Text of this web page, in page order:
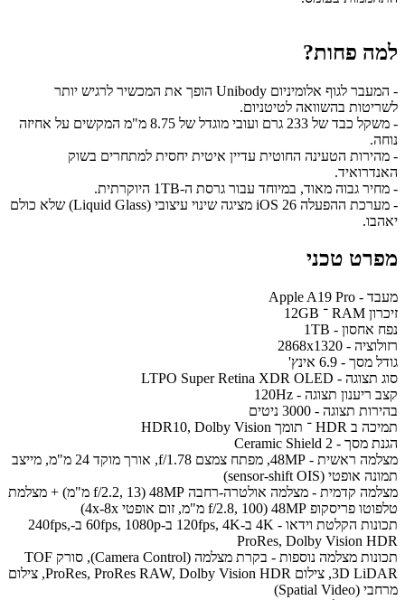
למה פחות?
- המעבר לגוף אלומיניום Unibody הופך את המכשיר לרגיש יותר
לשריטות בהשוואה לטיטניום.
- משקל כבד של 233 גרם ועובי מוגדל של 8.75 מ"מ המקשים על אחיזה
נוחה.
- מהירות הטעינה החוטית עדיין איטית יחסית למתחרים בשוק
האנדרואיד.
- מחיר גבוה מאוד, במיוחד עבור גרסת ה-1TB היוקרתית.
- מערכת ההפעלה iOS 26 מציגה שינוי עיצובי (Liquid Glass) שלא כולם
יאהבו.
מפרט טכני
מעבד - Apple A19 Pro
זיכרון RAM ־ 12GB
נפח אחסון - 1TB
רזולוציה - 2868x1320
גודל מסך - 6.9 אינץ'
סוג תצוגה - LTPO Super Retina XDR OLED
קצב ריענון תצוגה - 120Hz
בהירות תצוגה - 3000 ניטים
תמיכה ב HDR ־ תומך HDR10, Dolby Vision
הגנת מסך - Ceramic Shield 2
מצלמה ראשית - 48MP, מפתח צמצם f/1.78, אורך מוקד 24 מ"מ, מייצב
תמונה אופטי (sensor-shift OIS)
מצלמה קדמית - מצלמה אולטרה-רחבה 48MP (f/2.2, 13 מ"מ) + מצלמת
טלפוטו פריסקופ 48MP (f/2.8, 100 מ"מ, זום אופטי 4x-8x)
תכונות הקלטת וידאו - 4K ב-120fps, 4K ב-60fps, 1080p ב-240fps,
ProRes, Dolby Vision HDR
תכונות מצלמה נוספות - בקרת מצלמה (Camera Control), סורק TOF
3D LiDAR, צילום ProRes, ProRes RAW, Dolby Vision HDR, צילום
מרחבי (Spatial Video)